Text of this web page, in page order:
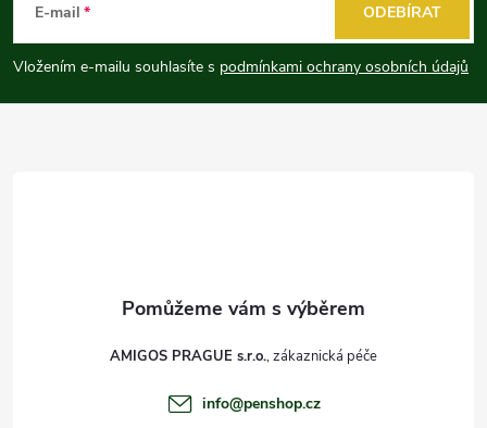
p
a
E-mail
Vložením e-mailu souhlasíte s podmínkami ochrany osobních údajů
ODEBÍRAT
AMIGOS PRAGUE s.r.o.
info@penshop.cz